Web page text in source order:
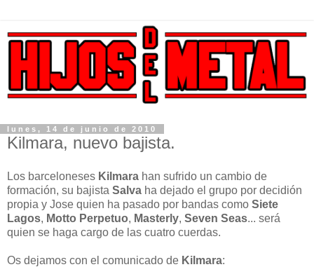
lunes, 14 de junio de 2010
Kilmara, nuevo bajista.
Los barceloneses Kilmara han sufrido un cambio de
formación, su bajista Salva ha dejado el grupo por decidión
propia y Jose quien ha pasado por bandas como Siete
Lagos, Motto Perpetuo, Masterly, Seven Seas... será
quien se haga cargo de las cuatro cuerdas.
Os dejamos con el comunicado de Kilmara: